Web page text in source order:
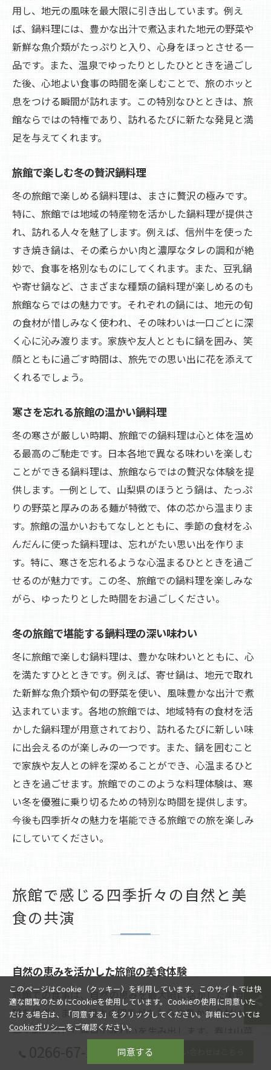
用し、地元の風味を最大限に引き出しています。例え
ば、鍋料理には、豊かな出汁で煮込まれた地元の野菜や
新鮮な魚介類がたっぷりと入り、心身をほっとさせる一
品です。また、温泉でゆったりとしたひとときを過ごし
た後、心地よい食事の時間を楽しむことで、旅のホッと
息をつける瞬間が訪れます。この特別なひとときは、旅
館ならではの特権であり、訪れるたびに新たな発見と満
足を与えてくれます。
旅館で楽しむ冬の贅沢鍋料理
冬の旅館で楽しめる鍋料理は、まさに贅沢の極みです。
特に、旅館では地域の特産物を活かした鍋料理が提供さ
れ、訪れる人々を魅了します。例えば、信州牛を使った
すき焼き鍋は、その柔らかい肉と濃厚なタレの調和が絶
妙で、食事を格別なものにしてくれます。また、豆乳鍋
や寄せ鍋など、さまざまな種類の鍋料理が楽しめるのも
旅館ならではの魅力です。それぞれの鍋には、地元の旬
の食材が惜しみなく使われ、その味わいは一口ごとに深
く心に沁み渡ります。家族や友人とともに鍋を囲み、笑
顔とともに過ごす時間は、旅先での思い出に花を添えて
くれるでしょう。
寒さを忘れる旅館の温かい鍋料理
冬の寒さが厳しい時期、旅館での鍋料理は心と体を温め
る最高のご馳走です。日本各地で異なる味わいを楽しむ
ことができる鍋料理は、旅館ならではの贅沢な体験を提
供します。一例として、山梨県のほうとう鍋は、たっぷ
りの野菜と厚みのある麺が特徴で、体の芯から温まりま
す。旅館の温かいおもてなしとともに、季節の食材をふ
んだんに使った鍋料理は、忘れがたい思い出を作りま
す。特に、寒さを忘れるような心温まるひとときを過ご
せるのが魅力です。この冬、旅館での鍋料理を楽しみな
がら、ゆったりとした時間をお過ごしください。
冬の旅館で堪能する鍋料理の深い味わい
冬に旅館で楽しむ鍋料理は、豊かな味わいとともに、心
を満たすひとときです。例えば、寄せ鍋は、地元で取れ
た新鮮な魚介類や旬の野菜を使い、風味豊かな出汁で煮
込まれています。各地の旅館では、地域特有の食材を活
かした鍋料理が用意されており、訪れるたびに新しい味
に出会えるのが楽しみの一つです。また、鍋を囲むこと
で家族や友人との絆を深めることができ、心温まるひと
ときを過ごせます。旅館でのこのような料理体験は、寒
い冬を優雅に乗り切るための特別な時間を提供します。
今後も四季折々の魅力を堪能できる旅館での旅を楽しみ
にしていてください。
旅館で感じる四季折々の自然と美
食の共演
自然の恵みを活かした旅館の美食体験
旅館での食事は、自然の恵みを最大限に活かした美食体
験を提供します。日本の四季がもたらす豊かな食材は、
各季節に応じた独自の味わいを生み出します。春は山菜
のほろ苦い風味と共に、地域特産の桜えびが料理の主役
となります。夏には清流で育った川魚が、さっぱりとし
このページはCookie（クッキー）を利用しています。このサイトでは快
適な閲覧のためにCookieを使用しています。Cookieの使用に同意いた
だける場合は、「同意する」をクリックしてください。詳細については
Cookieポリシーをご確認ください。
同意する